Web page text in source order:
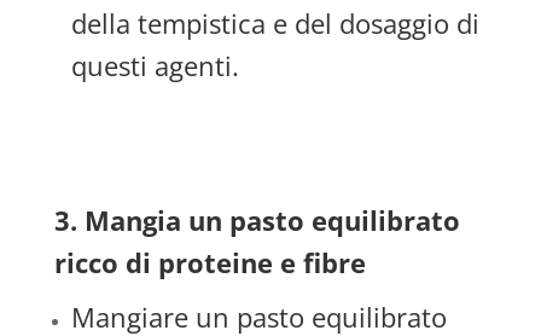
della tempistica e del dosaggio di
questi agenti.
3. Mangia un pasto equilibrato
ricco di proteine e fibre
Mangiare un pasto equilibrato